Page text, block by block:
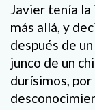
Javier tenía
más allá, y
después de
junco de un
durísimos,